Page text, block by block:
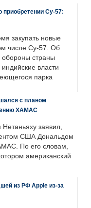
приобретении Су-57:
закупать новые
числе Су-57. Об
обороны страны
власти
парка
с планом
ХАМАС
заявил,
США Дональдом
По его словам,
американский
из РФ Apple из-за